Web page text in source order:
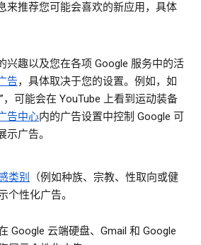
来推荐您可能会喜欢的新应用，具体
兴趣以及您在各项 Google 服务中的活
告，具体取决于您的设置。例如，如
，可能会在 YouTube 上看到运动装备
告中心内的广告设置中控制 Google 可
广告。
类别
（例如种族、宗教、性取向或健
个性化广告。
Google 云端硬盘、Gmail 和 Google